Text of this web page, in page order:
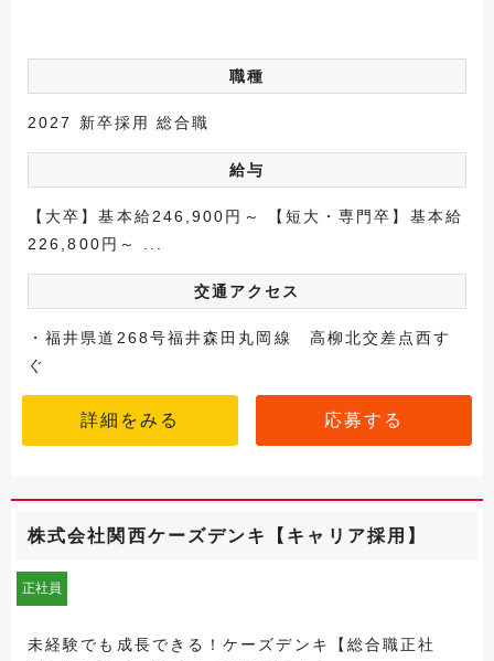
職種
2027 新卒採用 総合職
給与
【大卒】基本給246,900円～ 【短大・専門卒】基本給
226,800円～ ...
交通アクセス
・福井県道268号福井森田丸岡線 高柳北交差点西す
ぐ
詳細をみる 応募する
株式会社関西ケーズデンキ【キャリア採用】
正社員
未経験でも成長できる！ケーズデンキ【総合職正社